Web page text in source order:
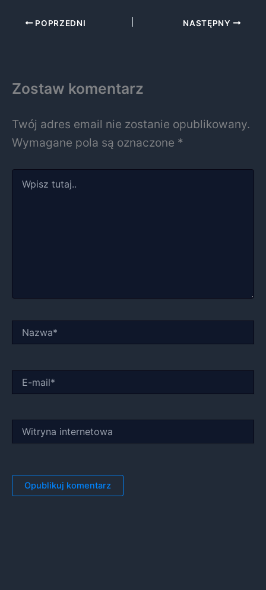
POPRZEDNI NASTĘPNY
Zostaw komentarz
Twój adres email nie zostanie opublikowany.
Wymagane pola są oznaczone *
tutaj..
mail*
internetowa